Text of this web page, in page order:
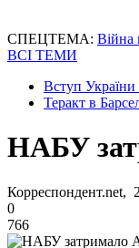
СПЕЦТЕМА: Війна
ВСІ ТЕМИ
Вступ
Теракт в
НАБУ
Корреспондент.net,
0
766